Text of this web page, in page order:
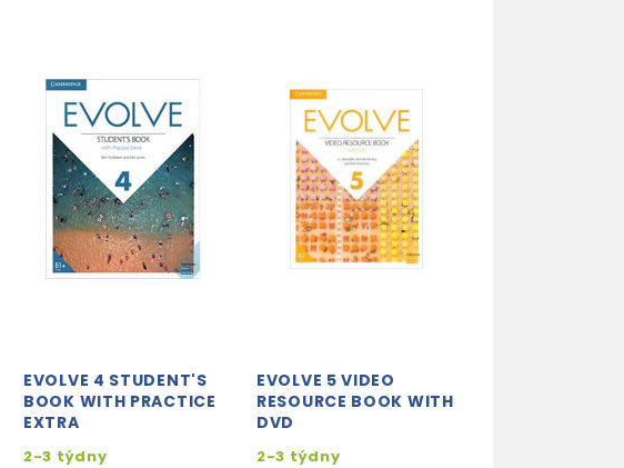
EVOLVE 4 STUDENT'S
BOOK WITH PRACTICE
EXTRA
2-3 týdny
EVOLVE 5 VIDEO
RESOURCE BOOK WITH
DVD
2-3 týdny